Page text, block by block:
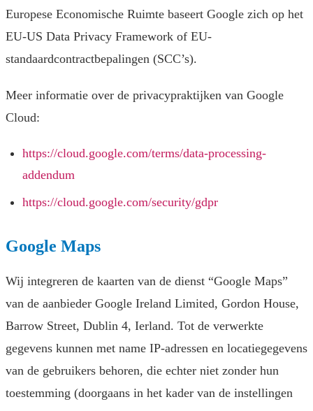
Europese Economische Ruimte baseert Google zich op het
EU-US Data Privacy Framework of EU-
standaardcontractbepalingen (SCC’s).
Meer informatie over de privacypraktijken van Google
Cloud:
https://cloud.google.com/terms/data-processing-
addendum
https://cloud.google.com/security/gdpr
Google Maps
Wij integreren de kaarten van de dienst “Google Maps”
van de aanbieder Google Ireland Limited, Gordon House,
Barrow Street, Dublin 4, Ierland. Tot de verwerkte
gegevens kunnen met name IP-adressen en locatiegegevens
van de gebruikers behoren, die echter niet zonder hun
toestemming (doorgaans in het kader van de instellingen